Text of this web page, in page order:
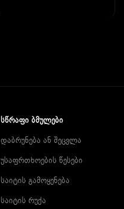
ᲡᲬᲠᲐᲤᲘ ᲑᲛᲣᲚᲔᲑᲘ
დაბრუნება ან შეცვლა
უსაფრთხოების წესები
საიტის გამოყენება
საიტის რუქა